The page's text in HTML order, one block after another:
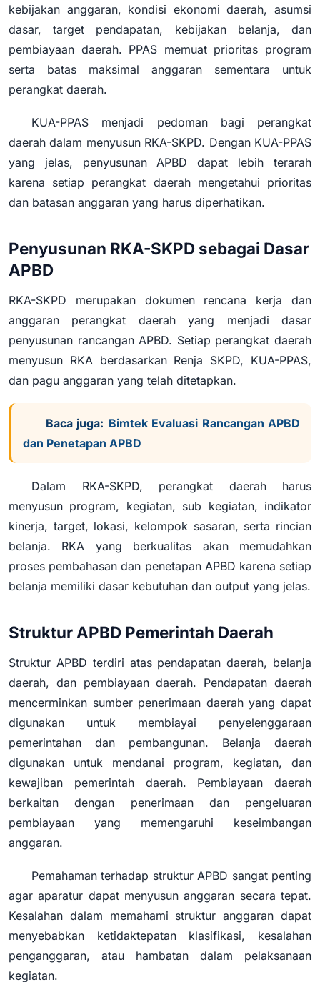
kebijakan anggaran, kondisi ekonomi daerah, asumsi
dasar, target pendapatan, kebijakan belanja, dan
pembiayaan daerah. PPAS memuat prioritas program
serta batas maksimal anggaran sementara untuk
perangkat daerah.
KUA-PPAS menjadi pedoman bagi perangkat
daerah dalam menyusun RKA-SKPD. Dengan KUA-PPAS
yang jelas, penyusunan APBD dapat lebih terarah
karena setiap perangkat daerah mengetahui prioritas
dan batasan anggaran yang harus diperhatikan.
Penyusunan RKA-SKPD sebagai Dasar
APBD
RKA-SKPD merupakan dokumen rencana kerja dan
anggaran perangkat daerah yang menjadi dasar
penyusunan rancangan APBD. Setiap perangkat daerah
menyusun RKA berdasarkan Renja SKPD, KUA-PPAS,
dan pagu anggaran yang telah ditetapkan.
Baca juga: Bimtek Evaluasi Rancangan APBD
dan Penetapan APBD
Dalam RKA-SKPD, perangkat daerah harus
menyusun program, kegiatan, sub kegiatan, indikator
kinerja, target, lokasi, kelompok sasaran, serta rincian
belanja. RKA yang berkualitas akan memudahkan
proses pembahasan dan penetapan APBD karena setiap
belanja memiliki dasar kebutuhan dan output yang jelas.
Struktur APBD Pemerintah Daerah
Struktur APBD terdiri atas pendapatan daerah, belanja
daerah, dan pembiayaan daerah. Pendapatan daerah
mencerminkan sumber penerimaan daerah yang dapat
digunakan untuk membiayai penyelenggaraan
pemerintahan dan pembangunan. Belanja daerah
digunakan untuk mendanai program, kegiatan, dan
kewajiban pemerintah daerah. Pembiayaan daerah
berkaitan dengan penerimaan dan pengeluaran
pembiayaan yang memengaruhi keseimbangan
anggaran.
Pemahaman terhadap struktur APBD sangat penting
agar aparatur dapat menyusun anggaran secara tepat.
Kesalahan dalam memahami struktur anggaran dapat
menyebabkan ketidaktepatan klasifikasi, kesalahan
penganggaran, atau hambatan dalam pelaksanaan
kegiatan.